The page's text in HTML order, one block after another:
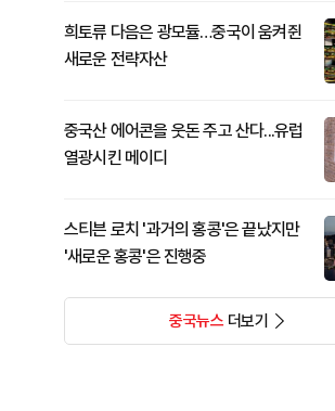
희토류 다음은 광모듈…중국이 움켜쥔
새로운 전략자산
중국산 에어콘을 웃돈 주고 산다...유럽
열광시킨 메이디
스티븐 로치 '과거의 홍콩'은 끝났지만
'새로운 홍콩'은 진행중
중국뉴스더보기